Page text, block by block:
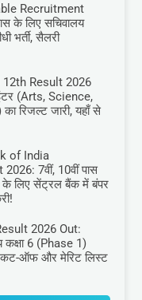
Recruitment
के लिए सचिवालय
भर्ती, सैलरी
12th Result 2026
(Arts, Science,
रिजल्ट जारी, यहाँ से
of India
7वीं, 10वीं पास
लिए सेंट्रल बैंक में बंपर
2026 Out:
कक्षा 6 (Phase 1)
कट-ऑफ और मेरिट लिस्ट